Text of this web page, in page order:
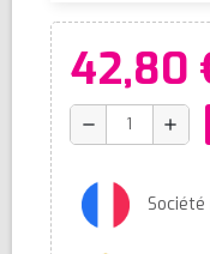
42,80
remove add